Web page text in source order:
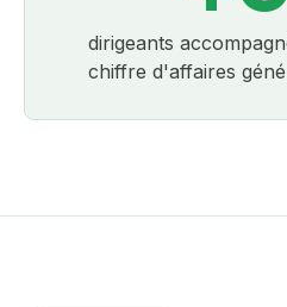
dirigeants
chiffre d'affaires